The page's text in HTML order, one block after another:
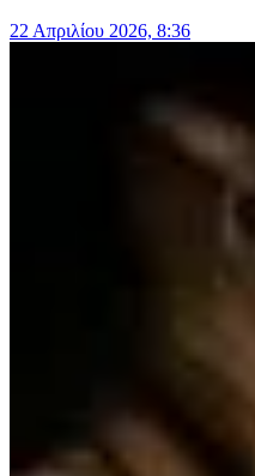
22 Απριλίου 2026, 8:36